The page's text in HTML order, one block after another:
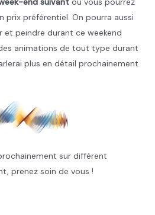
prix préférentiel. On pourra aussi
et peindre durant ce weekend
animations de tout type durant
plus en détail prochainement
sur différent
prenez soin de vous !